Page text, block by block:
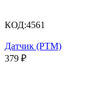
КОД:4561
Датчик (PTM)
379 ₽